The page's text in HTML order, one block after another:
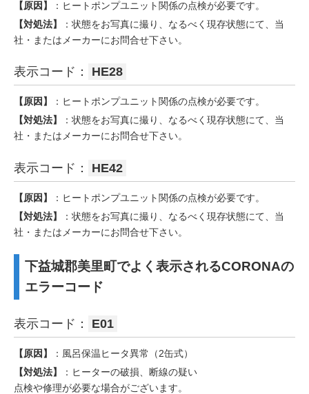
【原因】
：ヒートポンプユニット関係の点検が必要です。
【対処法】
：状態をお写真に撮り、なるべく現存状態にて、当
社・またはメーカーにお問合せ下さい。
表示コード： HE28
【原因】
：ヒートポンプユニット関係の点検が必要です。
【対処法】
：状態をお写真に撮り、なるべく現存状態にて、当
社・またはメーカーにお問合せ下さい。
表示コード： HE42
【原因】
：ヒートポンプユニット関係の点検が必要です。
【対処法】
：状態をお写真に撮り、なるべく現存状態にて、当
社・またはメーカーにお問合せ下さい。
下益城郡美里町でよく表示されるCORONAの
エラーコード
表示コード： E01
【原因】
：風呂保温ヒータ異常（2缶式）
【対処法】
：ヒーターの破損、断線の疑い
点検や修理が必要な場合がございます。